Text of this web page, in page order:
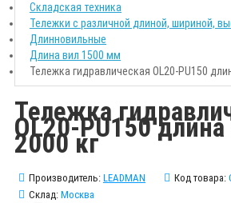
Складская техника
Тележки с различной длиной, шириной,
Длинновильные
Длина вил 1500 мм
Тележка гидравлическая OL20-PU150
Тележка
OL20-PU150
2000 кг
Производитель: LEADMAN Код товара:
Склад: Москва